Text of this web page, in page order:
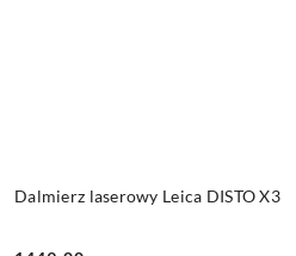
Dalmierz laserowy Leica DISTO X3